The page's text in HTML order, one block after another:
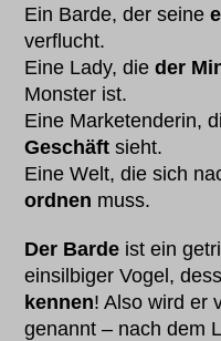
Ein Barde, der seine
verflucht.
Eine Lady, dieder
Monster ist.
Eine Marketenderin,
Geschäft sieht.
Eine Welt, die sich
ordnen muss.
Der Barde ist ein
einsilbiger Vogel,
kennen! Also wird er
genannt – nach dem